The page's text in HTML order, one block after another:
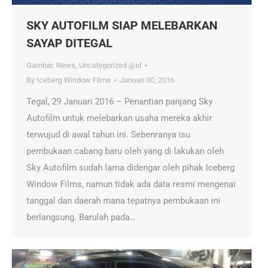
SKY AUTOFILM SIAP MELEBARKAN
SAYAP DITEGAL
Gambar, News, Uncategorized @id
By Iceberg Window Films Januari 30, 2016
Tegal, 29 Januari 2016 – Penantian panjang Sky
Autofilm untuk melebarkan usaha mereka akhir
terwujud di awal tahun ini. Sebenranya isu
pembukaan cabang baru oleh yang di lakukan oleh
Sky Autofilm sudah lama didengar oleh pihak Iceberg
Window Films, namun tidak ada data resmi mengenai
tanggal dan daerah mana tepatnya pembukaan ini
berlangsung. Barulah pada…